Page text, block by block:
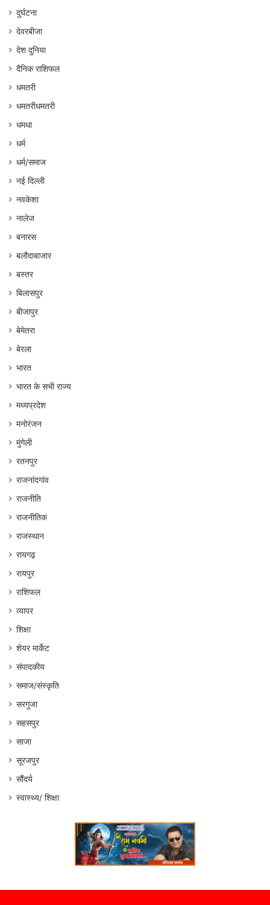
दुर्घटना
देवरबीजा
देश दुनिया
दैनिक राशिफल
धमतरी
धमतरीधमतरी
धमधा
धर्म
धर्म/समाज
नई दिल्ली
नवकेशा
नालेज
बनारस
बलौदाबाजार
बस्तर
बिलासपुर
बीजापुर
बेमेतरा
बेरला
भारत
भारत के सभी राज्य
मध्यप्रदेश
मनोरंजन
मुंगेली
रतनपुर
राजनांदगांव
राजनीति
राजनीतिक
राजस्थान
रायगढ़
रायपुर
राशिफल
व्यापर
शिक्षा
शेयर मार्केट
संपादकीय
समाज/संस्कृति
सरगुजा
सहसपुर
साजा
सूरजपुर
सौंदर्य
स्वास्थ्य/ शिक्षा